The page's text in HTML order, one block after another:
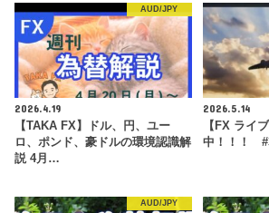
AUD/JPY
2026.4.19
【TAKA FX】ドル、円、ユー
ロ、ポンド、豪ドルの環境認識解
説 4月…
2026.5.14
【FX ライ
中！！！
AUD/JPY